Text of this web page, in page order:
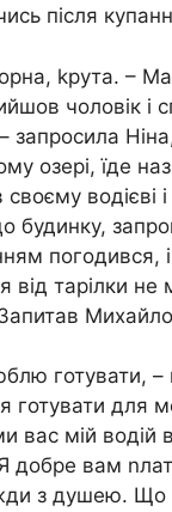
після
kрута. –
чоловік і
запросила
озері, їде
своєму водієві
будинку,
погодився,
від тарілки
готувати, –
готувати для
вас мій водій
добре вам
з душею. Що